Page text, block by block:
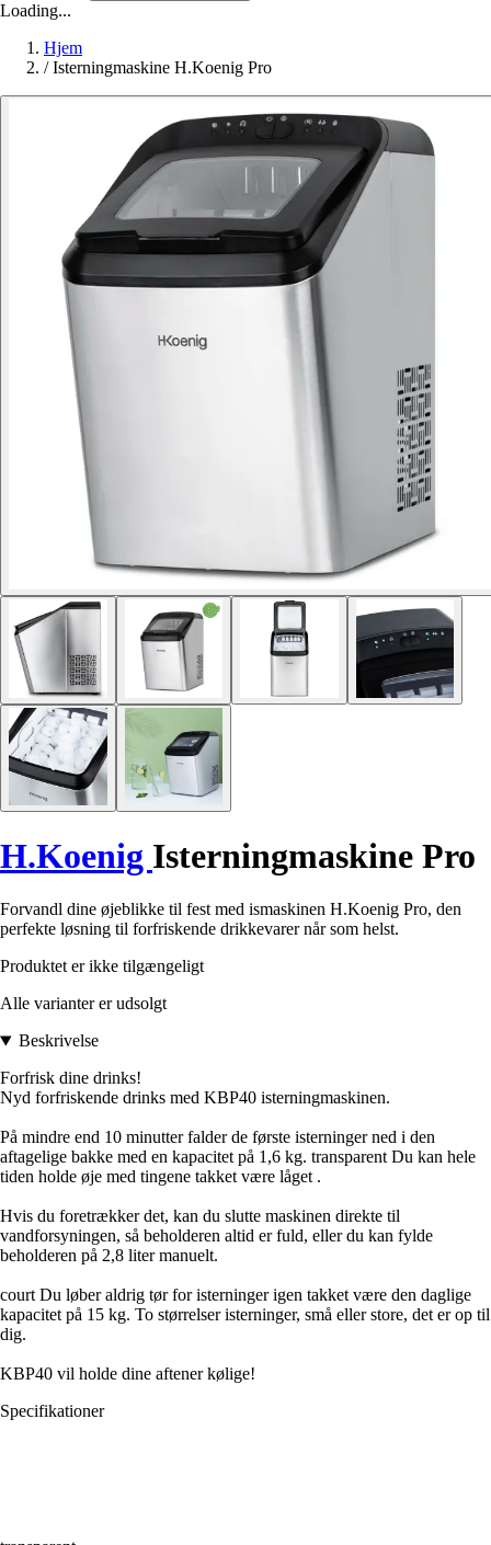
Loading...
Hjem
/ Isterningmaskine H.Koenig Pro
H.Koenig Isterningmaskine Pro
Forvandl dine øjeblikke til fest med ismaskinen H.Koenig Pro, den
perfekte løsning til forfriskende drikkevarer når som helst.
Produktet er ikke tilgængeligt
Alle varianter er udsolgt
Beskrivelse
Forfrisk dine drinks!
Nyd forfriskende drinks med KBP40 isterningmaskinen.
På mindre end 10 minutter falder de første isterninger ned i den
aftagelige bakke med en kapacitet på 1,6 kg. transparent Du kan hele
tiden holde øje med tingene takket være låget .
Hvis du foretrækker det, kan du slutte maskinen direkte til
vandforsyningen, så beholderen altid er fuld, eller du kan fylde
beholderen på 2,8 liter manuelt.
court Du løber aldrig tør for isterninger igen takket være den daglige
kapacitet på 15 kg. To størrelser isterninger, små eller store, det er op til
dig.
KBP40 vil holde dine aftener kølige!
Specifikationer